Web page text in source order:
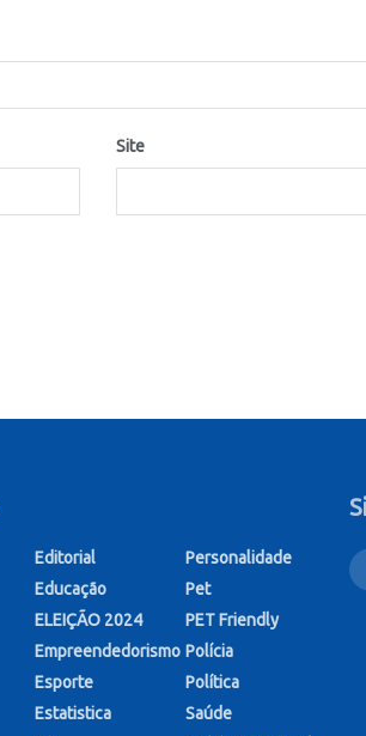
Site
Editorial
Educação
ELEIÇÃO 2024
Empreendedorismo
Esporte
Estatistica
Personalidade
Pet
PET Friendly
Polícia
Política
Saúde